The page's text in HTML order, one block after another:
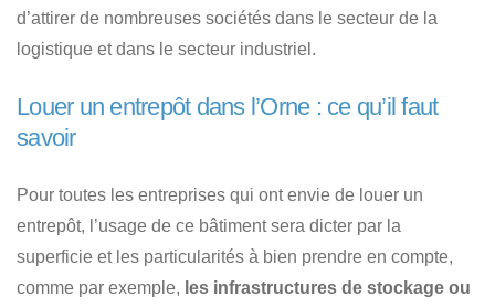
d’attirer de nombreuses sociétés dans le secteur de la
logistique et dans le secteur industriel.
Louer un entrepôt dans l’Orne : ce qu’il faut
savoir
Pour toutes les entreprises qui ont envie de louer un
entrepôt, l’usage de ce bâtiment sera dicter par la
superficie et les particularités à bien prendre en compte,
comme par exemple, les infrastructures de stockage ou